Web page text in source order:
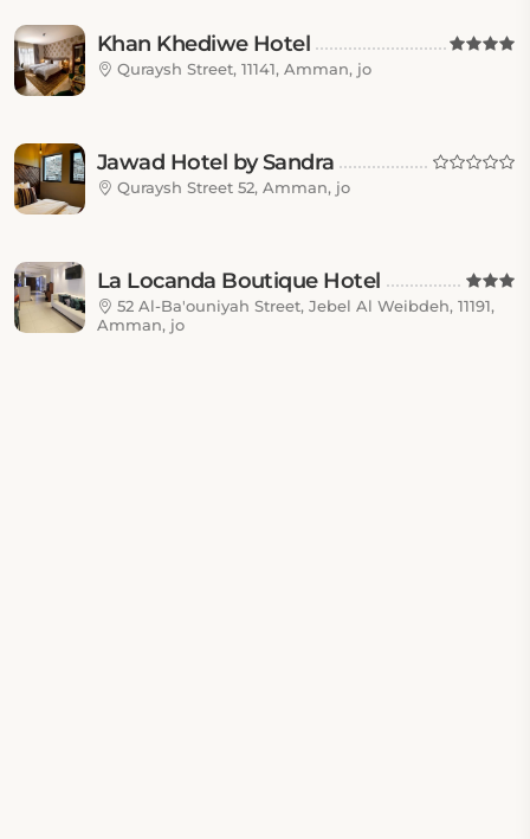
Khan Khediwe Hotel
Quraysh Street, 11141, Amman, jo
Jawad Hotel by Sandra
Quraysh Street 52, Amman, jo
La Locanda Boutique Hotel
52 Al-Ba'ouniyah Street, Jebel Al Weibdeh, 11191,
Amman, jo